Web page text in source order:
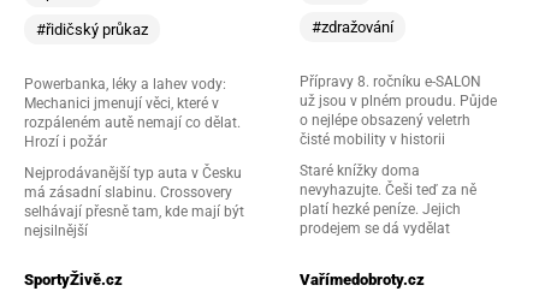
#řidičský průkaz
Powerbanka, léky a lahev vody:
Mechanici jmenují věci, které v
rozpáleném autě nemají co dělat.
Hrozí i požár
Nejprodávanější typ auta v Česku
má zásadní slabinu. Crossovery
selhávají přesně tam, kde mají být
nejsilnější
#zdražování
Přípravy 8. ročníku e-SALON
už jsou v plném proudu. Půjde
o nejlépe obsazený veletrh
čisté mobility v historii
Staré knížky doma
nevyhazujte. Češi teď za ně
platí hezké peníze. Jejich
prodejem se dá vydělat
SportyŽivě.cz
Vařímedobroty.cz